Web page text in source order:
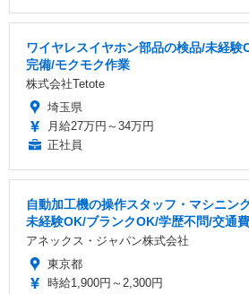
ワイヤレスイヤホン部品の検品/未経験
完備/モクモク作業
株式会社Tetote
埼玉県
月給27万円～34万円
正社員
自動加工機の操作スタッフ・マシニン
未経験OK/ブランクOK/学歴不問/交通
アネックス・ジャパン株式会社
東京都
時給1,900円～2,300円